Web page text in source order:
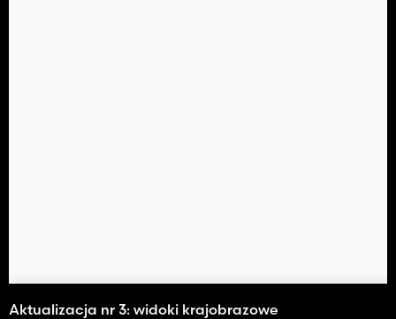
Aktualizacja nr 3: widoki krajobrazowe